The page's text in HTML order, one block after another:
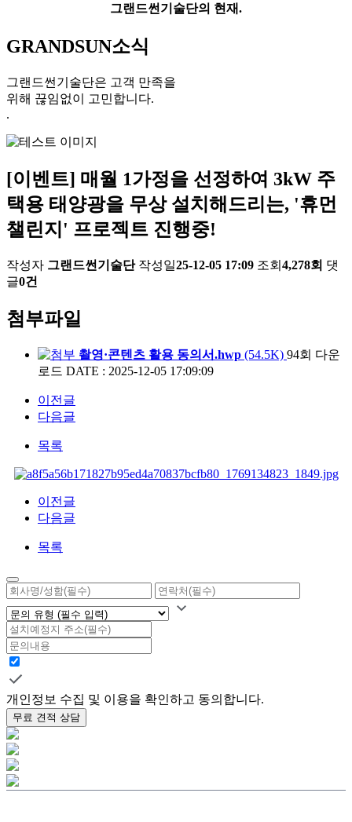
그랜드썬기술단의 현재.
GRANDSUN소식
그랜드썬기술단은 고객 만족을
위해 끊임없이 고민합니다.
.
[이벤트] 매월 1가정을 선정하여 3kW 주
택용 태양광을 무상 설치해드리는, '휴먼
챌린지' 프로젝트 진행중!
작성자 그랜드썬기술단 작성일25-12-05 17:09 조회 4,278회 댓
글0건
첨부파일
촬영·콘텐츠 활용 동의서.hwp (54.5K) 94회 다운
로드 DATE : 2025-12-05 17:09:09
이전글
다음글
목록
이전글
다음글
목록
개인정보 수집 및 이용을 확인하고 동의합니다.
무료 견적 상담